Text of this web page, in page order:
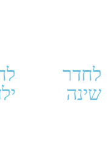
לחדר
שינה